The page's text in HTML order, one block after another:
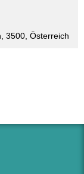
3500, Österreich